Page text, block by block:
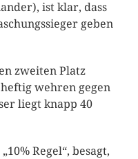
ist klar, dass
geben
zweiten Platz
wehren gegen
liegt knapp 40
Regel“, besagt,